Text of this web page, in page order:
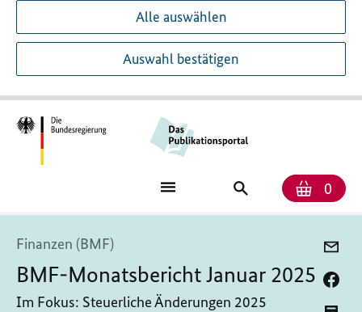
Alle auswählen
Auswahl bestätigen
0
Finanzen (BMF)
BMF-Monatsbericht Januar 2025
Im Fokus: Steuerliche Änderungen 2025